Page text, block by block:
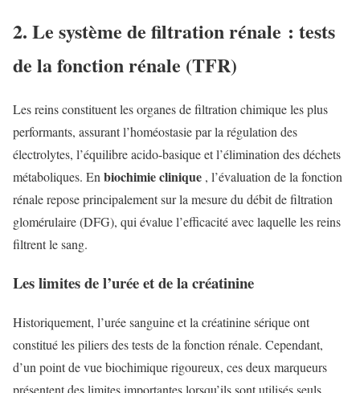
2. Le système de filtration rénale : tests
de la fonction rénale (TFR)
Les reins constituent les organes de filtration chimique les plus
performants, assurant l’homéostasie par la régulation des
électrolytes, l’équilibre acido-basique et l’élimination des déchets
métaboliques. En biochimie clinique , l’évaluation de la fonction
rénale repose principalement sur la mesure du débit de filtration
glomérulaire (DFG), qui évalue l’efficacité avec laquelle les reins
filtrent le sang.
Les limites de l’urée et de la créatinine
Historiquement, l’urée sanguine et la créatinine sérique ont
constitué les piliers des tests de la fonction rénale. Cependant,
d’un point de vue biochimique rigoureux, ces deux marqueurs
présentent des limites importantes lorsqu’ils sont utilisés seuls.